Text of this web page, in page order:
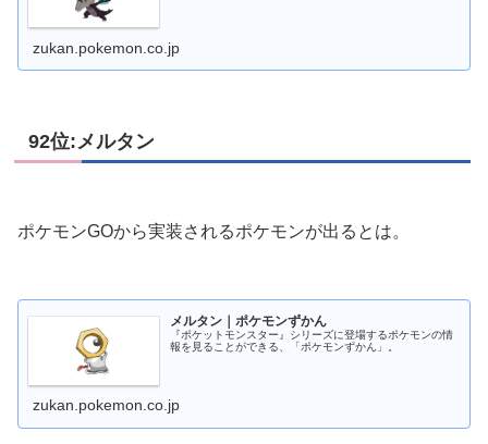
zukan.pokemon.co.jp
92位:メルタン
ポケモンGOから実装されるポケモンが出るとは。
メルタン｜ポケモンずかん
『ポケットモンスター』シリーズに登場するポケモンの情
報を見ることができる、「ポケモンずかん」。
zukan.pokemon.co.jp